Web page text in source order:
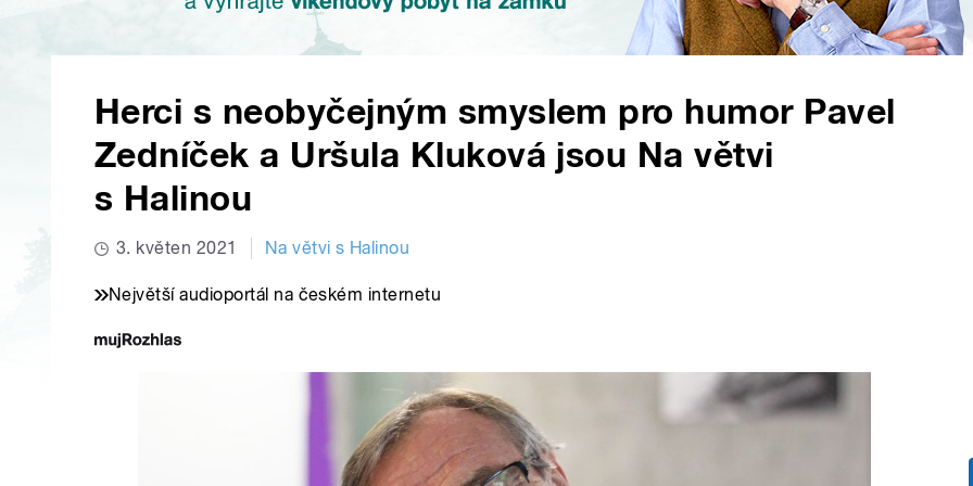
Herci s neobyčejným smyslem pro humor Pavel
Zedníček a Uršula Kluková jsou Na větvi
s Halinou
3. květen 2021 Na větvi s Halinou
Největší audioportál na českém internetu